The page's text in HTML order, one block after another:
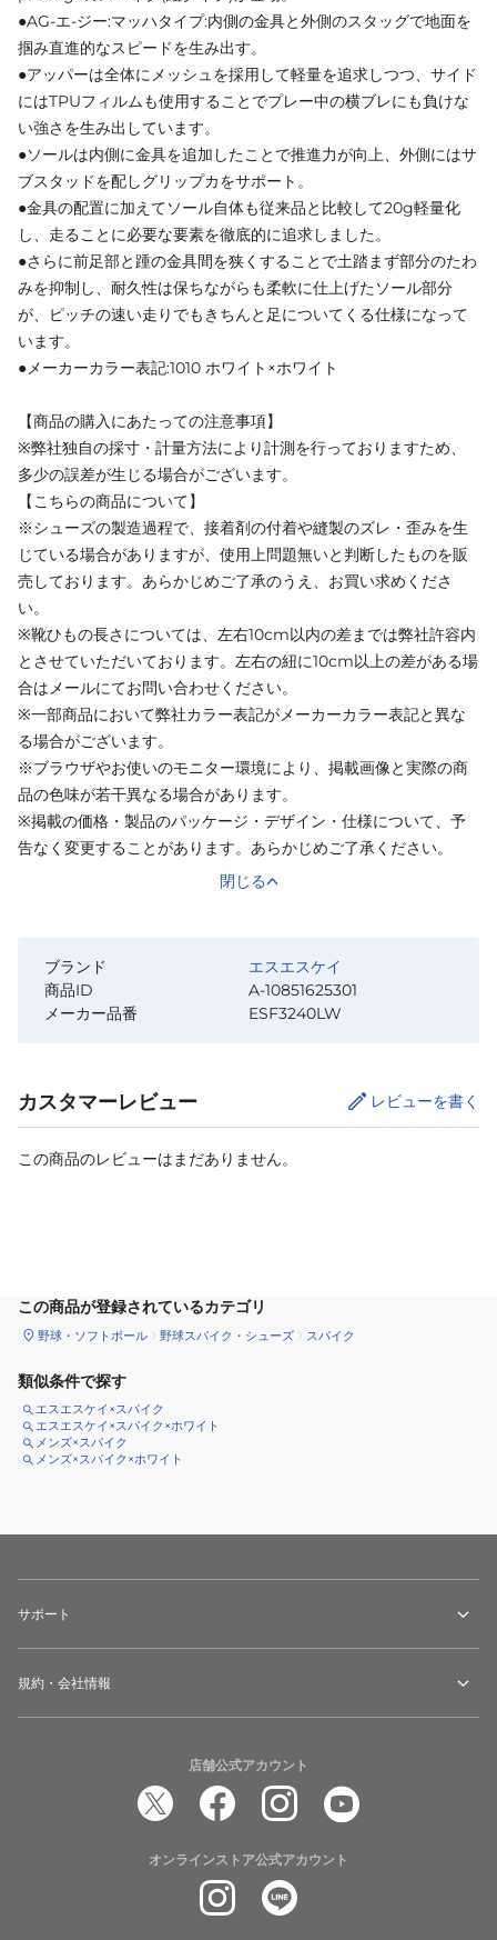
●AG-エ-ジー:マッハタイプ:内側の金具と外側のスタッグで地面を
掴み直進的なスピードを生み出す。
●アッパーは全体にメッシュを採用して軽量を追求しつつ、サイド
にはTPUフィルムも使用することでプレー中の横ブレにも負けな
い強さを生み出しています。
●ソールは内側に金具を追加したことで推進力が向上、外側にはサ
ブスタッドを配しグリップカをサポート。
●金具の配置に加えてソール自体も従来品と比較して20g軽量化
し、走ることに必要な要素を徹底的に追求しました。
●さらに前足部と踵の金具間を狭くすることで土踏まず部分のたわ
みを抑制し、耐久性は保ちながらも柔軟に仕上げたソール部分
が、ピッチの速い走りでもきちんと足についてくる仕様になって
います。
●メーカーカラー表記:1010 ホワイト×ホワイト
【商品の購入にあたっての注意事項】
※弊社独自の採寸・計量方法により計測を行っておりますため、
多少の誤差が生じる場合がございます。
【こちらの商品について】
※シューズの製造過程で、接着剤の付着や縫製のズレ・歪みを生
じている場合がありますが、使用上問題無いと判断したものを販
売しております。あらかじめご了承のうえ、お買い求めくださ
い。
※靴ひもの長さについては、左右10cm以内の差までは弊社許容内
とさせていただいております。左右の紐に10cm以上の差がある場
合はメールにてお問い合わせください。
※一部商品において弊社カラー表記がメーカーカラー表記と異な
る場合がございます。
※ブラウザやお使いのモニター環境により、掲載画像と実際の商
品の色味が若干異なる場合があります。
※掲載の価格・製品のパッケージ・デザイン・仕様について、予
告なく変更することがあります。あらかじめご了承ください。
閉じる
ブランド
エスエスケイ
商品ID
A-10851625301
メーカー品番
ESF3240LW
カスタマーレビュー レビューを書く
この商品のレビューはまだありません。
この商品が登録されているカテゴリ
野球・ソフトボール 野球スパイク・シューズ スパイク
類似条件で探す
エスエスケイ×スパイク
エスエスケイ×スパイク×ホワイト
メンズ×スパイク
メンズ×スパイク×ホワイト
サポート
規約・会社情報
店舗公式アカウント
オンラインストア公式アカウント